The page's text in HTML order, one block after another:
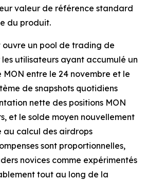
valeur de référence standard
du produit.
ouvre un pool de trading de
utilisateurs ayant accumulé un
entre le 24 novembre et le
de snapshots quotidiens
nette des positions MON
et le solde moyen nouvellement
au calcul des airdrops
sont proportionnelles,
novices comme expérimentés
tout au long de la